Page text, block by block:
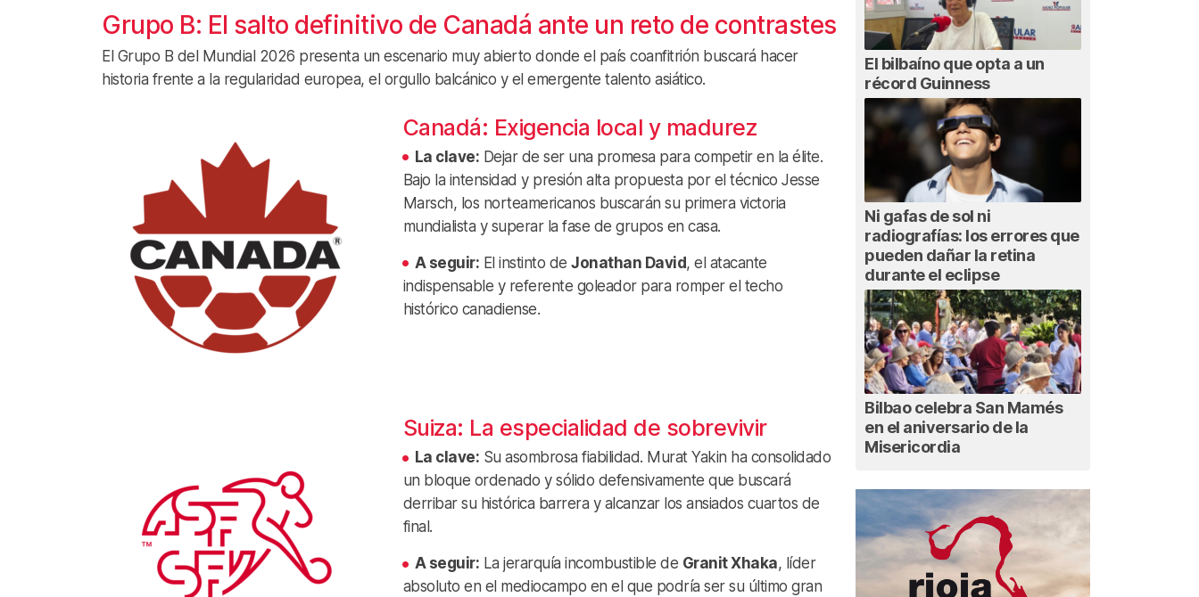
Grupo B: El salto definitivo de Canadá ante un reto de contrastes
El Grupo B del Mundial 2026 presenta un escenario muy abierto donde el país coanfitrión buscará hacer
historia frente a la regularidad europea, el orgullo balcánico y el emergente talento asiático.
Canadá: Exigencia local y madurez
La clave: Dejar de ser una promesa para competir en la élite.
Bajo la intensidad y presión alta propuesta por el técnico Jesse
Marsch, los norteamericanos buscarán su primera victoria
mundialista y superar la fase de grupos en casa.
A seguir: El instinto deJonathan David, el atacante
indispensable y referente goleador para romper el techo
histórico canadiense.
Suiza: La especialidad de sobrevivir
La clave: Su asombrosa fiabilidad. Murat Yakin ha consolidado
un bloque ordenado y sólido defensivamente que buscará
derribar su histórica barrera y alcanzar los ansiados cuartos de
final.
A seguir: La jerarquía incombustible de Granit Xhaka, líder
absoluto en el mediocampo en el que podría ser su último gran
El bilbaíno que opta a un
récord Guinness
Ni gafas de sol ni
radiografías: los errores que
pueden dañar la retina
durante el eclipse
Bilbao celebra San Mamés
en el aniversario de la
Misericordia